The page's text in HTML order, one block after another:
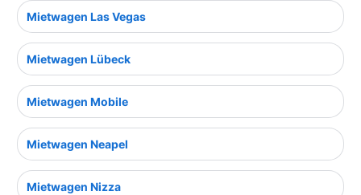
Mietwagen Las Vegas
Mietwagen Lübeck
Mietwagen Mobile
Mietwagen Neapel
Mietwagen Nizza